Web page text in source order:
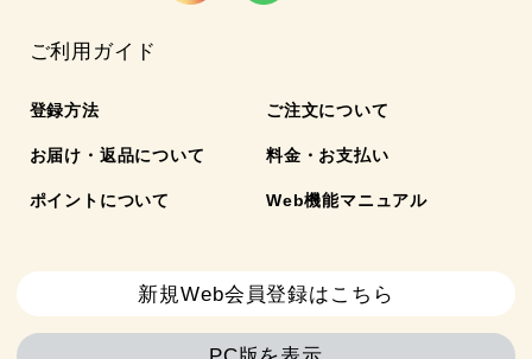
ご利用ガイド
登録方法 ご注文について
お届け・返品について 料金・お支払い
ポイントについて Web機能マニュアル
新規Web会員登録はこちら